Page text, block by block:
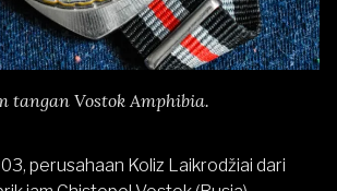
tangan Vostok Amphibia.
perusahaan Koliz Laikrodžiai dari